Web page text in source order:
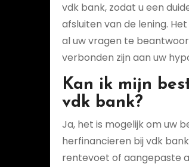
vdk bank, zodat u een
afsluiten van de lening.
al uw vragen te
verbonden zijn aan uw
Kan ik mijn
vdk bank?
Ja, het is mogelijk om uw
herfinancieren bij vdk
rentevoet of aangepaste